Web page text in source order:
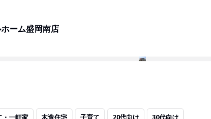
ーム盛岡南店
・一軒家 木造住宅 子育て 20代向け 30代向け